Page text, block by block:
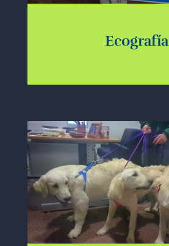
Ecografía